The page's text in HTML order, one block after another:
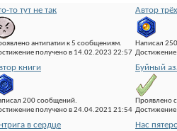
то тут не так
антипатии к 5 сообщениям.
получено в 14.02.2023 22:57
Автор
Написал
книги
200 сообщений.
получено в 24.04.2021 21:54
Буйный
Проявлено
в сердце Нас